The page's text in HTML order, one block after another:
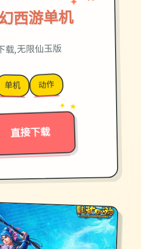
西游单机
★
载,无限仙玉版
单机 动作
直接下载
→
✦ ★